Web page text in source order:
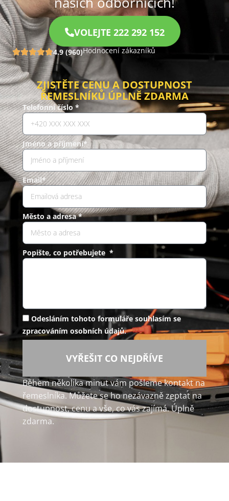
VOLEJTE 222 292 152
4.9 (960)Hodnocení zákazníků
ZJISTĚTE CENU A DOSTUPNOST
ŘEMESLNÍKŮ ÚPLNĚ ZDARMA
Telefonní číslo *
Jméno a příjmení*
Email*
Město a adresa *
Popište, co potřebujete *
Odesláním tohoto formuláře souhlasím se
zpracováním osobních údajů.
VYŘEŠIT CO NEJDŘÍVE
Během několika minut vám pošleme kontakt na
řemeslníka. Můžete se ho nezávazně zeptat na
dostupnost, cenu a vše, co vás zajímá. Úplně
zdarma.